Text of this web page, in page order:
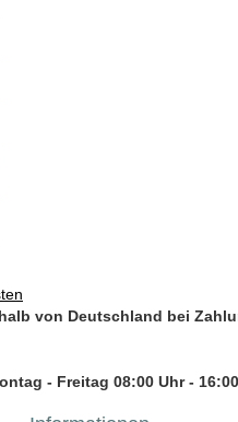
von Deutschland bei
- Freitag 08:00 Uhr -